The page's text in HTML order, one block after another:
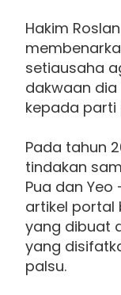
Hakim
setiausaha
dakwaan
kepada parti
Pada tahun
tindakan
Pua dan
artikel portal
yang dibuat
yang
palsu.